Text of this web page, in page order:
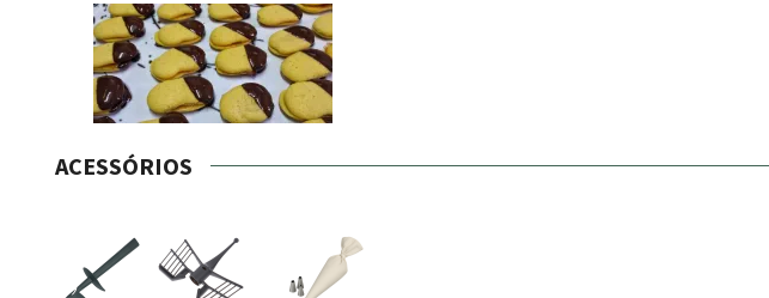
ACESSÓRIOS